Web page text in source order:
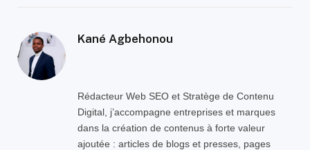
Kané Agbehonou
Rédacteur Web SEO et Stratège de Contenu
Digital, j’accompagne entreprises et marques
dans la création de contenus à forte valeur
ajoutée : articles de blogs et presses, pages